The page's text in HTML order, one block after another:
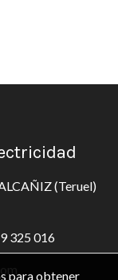
(Teruel)
325 016
para obtener